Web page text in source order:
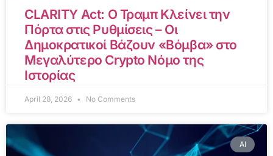
CLARITY Act: Ο Τραμπ Κλείνει την
Πόρτα στις Ρυθμίσεις – Οι
Δημοκρατικοί Βάζουν «Βόμβα» στο
Μεγαλύτερο Crypto Νόμο της
Ιστορίας
April 28, 2026 No Comments
AI